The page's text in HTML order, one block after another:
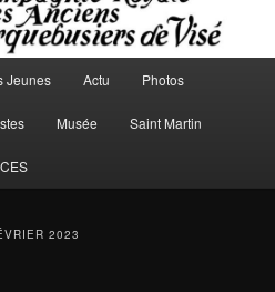
Jeunes Actu Photos
Musée Saint Martin
2023